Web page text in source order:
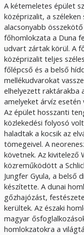
A kétemeletes épület
középrizalit, a
alacsonyabb
főhomlokzata a Duna
udvart zártak körül. A
középrizalit teljes
főlépcső és a belső
mellékudvarokat
elhelyezett raktárakba
amelyeket árvíz
Az épület hosszanti
közlekedési folyosó
haladtak a kocsik az
tömegeivel. A
követnek. Az kivitelező
közreműködött a
Jungfer Gyula, a belső
készítette. A dunai
gőzhajózást,
kerültek. Az északi
magyar
homlokzatokra a